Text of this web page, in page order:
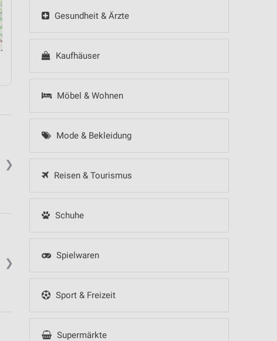
Gesundheit & Ärzte
Kaufhäuser
Möbel & Wohnen
Mode & Bekleidung
Reisen & Tourismus
Schuhe
Spielwaren
Sport & Freizeit
Supermärkte
❯
❯